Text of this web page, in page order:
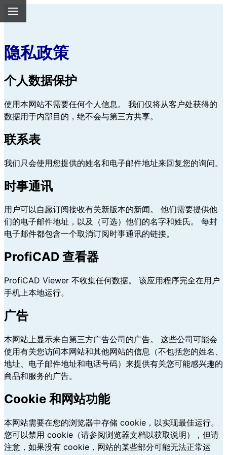
隐私政策
个人数据保护
使用本网站不需要任何个人信息。 我们仅将从客户处获得的
数据用于内部目的，绝不会与第三方共享。
联系表
我们只会使用您提供的姓名和电子邮件地址来回复您的询问。
时事通讯
用户可以自愿订阅接收有关新版本的新闻。 他们需要提供他
们的电子邮件地址，以及（可选）他们的名字和姓氏。 每封
电子邮件都包含一个取消订阅时事通讯的链接。
ProfiCAD 查看器
ProfiCAD Viewer 不收集任何数据。 该应用程序完全在用户
手机上本地运行。
广告
本网站上显示来自第三方广告公司的广告。 这些公司可能会
使用有关您访问本网站和其他网站的信息（不包括您的姓名、
地址、电子邮件地址和电话号码）来提供有关您可能感兴趣的
商品和服务的广告。
Cookie 和网站功能
本网站需要在您的浏览器中存储 cookie，以实现最佳运行。
您可以禁用 cookie（请参阅浏览器文档以获取说明），但请
注意，如果没有 cookie，网站的某些部分可能无法正常运